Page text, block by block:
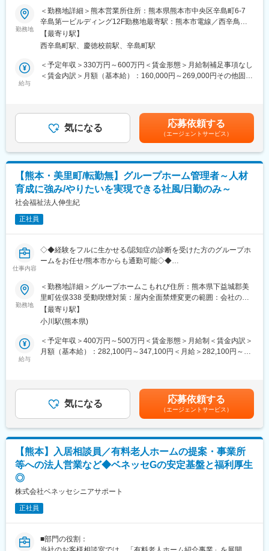
■企業の特徴／魅力：
当社は「必要な医療を・必要な人に・必要なタイミングで届け
る」ことを大切にしております。1日約70枚と安定した処方箋枚
き、薬剤師としての経験値を着実に高められます。産前産後休
暇・育児休暇・育児短時間勤務制度の取得実績は100％で、ライ
【仕事の内容】
当社は、東証プライム上場の電解水素水整水器メーカーです。
今回募集するのは、法人企業の従業員様向けに製品説明会・体験
会を行う営業職です。
新規飛び込みや無作為なテレアポではなく、代理店からの紹介先
やお問い合わせのあった法人様が中心です。
入社後は専任トレーナーがつき、商品知識・説明トーク・商談の
進め方を同行しながら学べます。
【求人ポイント◎】
■未経験の方も歓迎です。異業種・営業未経験から入社された方も
■成績等に応じて若くしてのキャリアアップが可能です。(30代で
の支店長登用実績多数あり)
■固定給に加え、販売実績に応じたインセンティブ制度がありま
す。
高収入を目指すことも可能です。
入社後すぐに数字を任せるのではなく、研修・同行を経て段階的
■転勤は基本的にありません。(管理職になった場合、打診可能性
はありますが意向に沿います。)
【中途入社者アンケート】
■入社を決めた理由
（1）社会貢献できる・お客様に喜んで頂ける
（2）安定性・信頼性
■働いてみて感じた魅力
（1）人間関係が良い、先輩が親切
■会社概要
https://www.youtube.com/watch?v=Ge4KiEjNYaM
■採用サイト内動画ページ
https://trim-saiyo.jp/movie/
変更の範囲：会社の定める業務
勤務地
＜勤務地詳細＞熊本営業所住所：熊本県熊本市中央区辛島町6-7
辛島第一ビルディング12F勤務地最寄駅：熊本市電線／西辛鳥町
駅受動喫煙対策：屋内全面禁煙変更の範囲：会社の定める事業所
【最寄り駅】
西辛島町駅、慶徳校前駅、辛島町駅
給与
＜予定年収＞330万円～600万円＜賃金形態＞月給制補足事項なし
＜賃金内訳＞月額（基本給）：160,000円～269,000円その他固定
＞有＜残業手当＞有＜給与補足＞■固定給に加え、販売実績に応じ
たインセンティブ制度があります。■昇給年１回■賞与：年2回（7
月・12月）基本給の3ヶ月分程度を想定賃金はあくまでも目安の
金額であり、選考を通じて上下する可能性があります。月給(月額)
は固定手当を含めた表記です。
気になる 応募依頼する
（エージェントサービス）
【熊本・美里町/転勤無】グループホーム管理者～人材
育成に強み/やりたいを実現できる社風/日勤のみ～
社会福祉法人伸生紀
正社員
仕事内容
◇◆経験をフルに生かせる/認知症の診断を受けた方のグループホ
ームをお任せ/熊本市からも通勤可能◇◆
■ポジション概要
「グループホームこもれび」にて、施設運営を担う管理者ポジシ
ョンをお任せします。
認知症ケアの現場において、スタッフ一人ひとりの個性を活かし
ながら、利用者様にとって安心して過ごせる“もう一つの居場所”を
つくる中核的役割です。
■職種詳細：
・入居促進（ホーム見学対応等）
・収支等、ホームの数値管理
・関係各所との調整（地域活動への参加も） など
本ポジションでは、単なる現場管理にとどまらず、運営・人材・
サービス品質の三位一体で施設づくりをリードしていただきま
す。
育成・マネジメント・定着支援を中心に、利用者様へのサービス
の参加などを通じて、地域に根差した施設運営も担います。さら
勤務地
＜勤務地詳細＞グループホームこもれび住所：熊本県下益城郡美
里町佐俣338 受動喫煙対策：屋内全面禁煙変更の範囲：会社の定
める事業所
【最寄り駅】
小川駅(熊本県)
給与
＜予定年収＞400万円～500万円＜賃金形態＞月給制＜賃金内訳＞
月額（基本給）：282,100円～347,100円＜月給＞282,100円～
あります。月給(月額)は固定手当を含めた表記です。
気になる 応募依頼する
（エージェントサービス）
【熊本】入居相談員／有料老人ホームの提案・事業所
等への法人営業など◆ベネッセGの安定基盤と福利厚生
◎
株式会社ベネッセシニアサポート
正社員
■部門の役割：